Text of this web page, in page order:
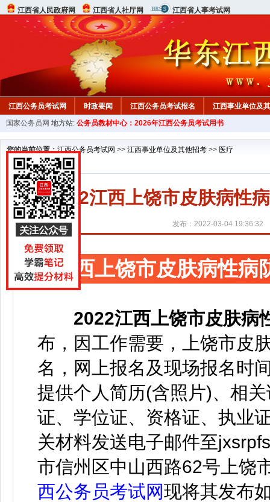
江西省人民政府网 江西省人社厅网 江西省人事考试网
江西公务员考试网 时政要闻 江西公务员考试报名 江西事业单位及
行测真题 在线咨询 教材中心
国家公务员网 地方站: 公务员教材中心：2026年江西公务员考试用书
您的当前位置：江西公务员考试网 >> 江西事业单位及其他招考 >> 医疗
2022江西上饶市皮肤病性
发布：2022-03-04 19:36:32
江西上饶市皮肤病性病
2022江西上饶市皮肤病
布， 因工作需要，上饶市皮
名， 网上报名及现场报名时
提供个人简历(含照片)、相
证、学位证、资格证、执业
关材料发送电子邮件至
市信州区中山西路62号上饶
西公务员考试网现将其发布